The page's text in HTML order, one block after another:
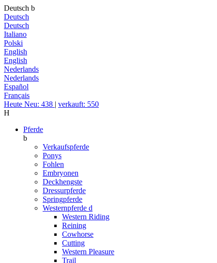
Deutsch b
Deutsch
Deutsch
Italiano
Polski
English
English
Nederlands
Nederlands
Español
Français
Heute Neu: 438 | verkauft: 550
H
Pferde
b
Verkaufspferde
Ponys
Fohlen
Embryonen
Deckhengste
Dressurpferde
Springpferde
Westernpferde d
Western Riding
Reining
Cowhorse
Cutting
Western Pleasure
Trail